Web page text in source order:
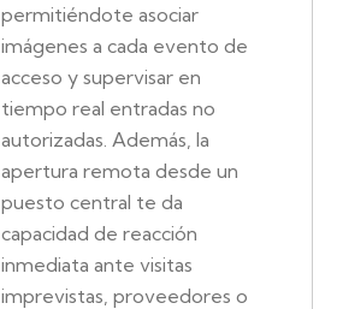
permitiéndote asociar
imágenes a cada evento de
acceso y supervisar en
tiempo real entradas no
autorizadas. Además, la
apertura remota desde un
puesto central te da
capacidad de reacción
inmediata ante visitas
imprevistas, proveedores o